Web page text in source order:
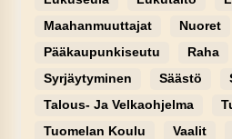
Maahanmuuttajat
Nuoret
Pääkaupunkiseutu
Raha
Syrjäytyminen
Säästö
Talous- Ja Velkaohjelma
Tuomelan Koulu
Vaalit